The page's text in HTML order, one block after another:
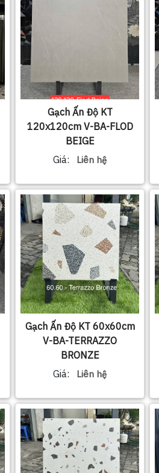
Gạch Ấn Độ KT
120x120cm V-BA-FLOD
BEIGE
Giá:
Liên hệ
Gạch Ấn Độ KT 60x60cm
V-BA-TERRAZZO
BRONZE
Giá:
Liên hệ